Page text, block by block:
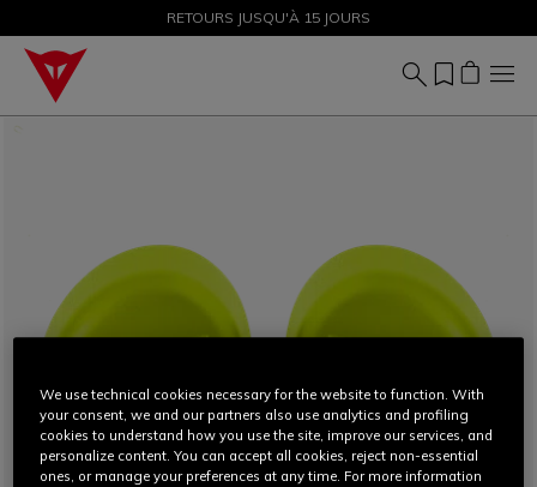
SOLDES JUSQU'À-50 % – ACHETEZ MAINTENANT
RETOURS JUSQU'À 15 JOURS
We use technical cookies necessary for the website to function. With
your consent, we and our partners also use analytics and profiling
cookies to understand how you use the site, improve our services, and
personalize content. You can accept all cookies, reject non-essential
ones, or manage your preferences at any time. For more information